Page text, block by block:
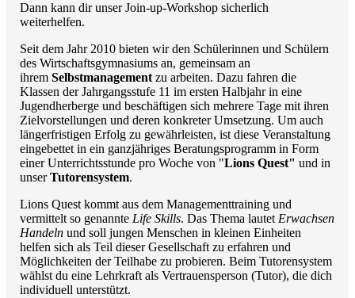
Dann kann dir unser Join-up-Workshop sicherlich
weiterhelfen.
Seit dem Jahr 2010 bieten wir den Schülerinnen und Schülern
des Wirtschaftsgymnasiums an, gemeinsam an
ihremSelbstmanagementzu arbeiten. Dazu fahren die
Klassen der Jahrgangsstufe 11 im ersten Halbjahr in eine
Jugendherberge und beschäftigen sich mehrere Tage mit ihren
Zielvorstellungen und deren konkreter Umsetzung. Um auch
längerfristigen Erfolg zu gewährleisten, ist diese Veranstaltung
eingebettet in ein ganzjähriges Beratungsprogramm in Form
einer Unterrichtsstunde pro Woche von "Lions Quest" und in
unserTutorensystem.
Lions Quest kommt aus dem Managementtraining und
vermittelt so genannte Life Skills. Das Thema lautet Erwachsen
Handelnund soll jungen Menschen in kleinen Einheiten
helfen sich als Teil dieser Gesellschaft zu erfahren und
Möglichkeiten der Teilhabe zu probieren. Beim Tutorensystem
wählst du eine Lehrkraft als Vertrauensperson (Tutor), die dich
individuell unterstützt.